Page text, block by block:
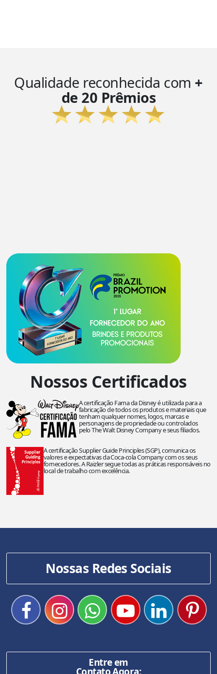
Qualidade reconhecida com +
de 20 Prêmios
Nossos Certificados
A certificação Fama da Disney é utilizada para a
fabricação de todos os produtos e materiais que
tenham qualquer nomes, logos, marcas e
personagens de propriedade ou controlados
pelo The Walt Disney Company e seus filiados.
A certificação Supplier Guide Principles (SGP), comunica os
valores e expectativas da Coca-cola Company com os seus
fornecedores. A Raizler segue todas as práticas responsáveis no
local de trabalho com excelência.
Nossas Redes Sociais
Entre em
Contato Agora: